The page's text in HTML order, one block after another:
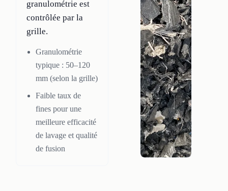
granulométrie est
contrôlée par la
grille.
Granulométrie
typique : 50–120
mm (selon la grille)
Faible taux de
fines pour une
meilleure efficacité
de lavage et qualité
de fusion